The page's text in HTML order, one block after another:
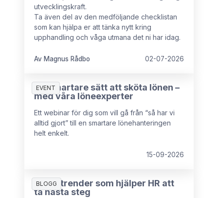
utvecklingskraft.
Ta även del av den medföljande checklistan
som kan hjälpa er att tänka nytt kring
upphandling och våga utmana det ni har idag.
Av Magnus Rådbo 02-07-2026
EVENT
Ett smartare sätt att sköta lönen –
med våra löneexperter
Ett webinar för dig som vill gå från “så har vi
alltid gjort” till en smartare lönehanteringen
helt enkelt.
15-09-2026
BLOGG
5 lönetrender som hjälper HR att
ta nästa steg